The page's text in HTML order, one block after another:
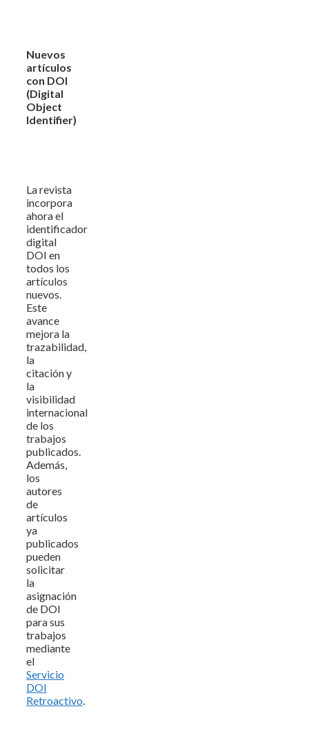
Nuevos
artículos
con DOI
(Digital
Object
Identifier)
La revista
incorpora
ahora el
identificador
digital
DOI en
todos los
artículos
nuevos.
Este
avance
mejora la
trazabilidad,
la
citación y
la
visibilidad
internacional
de los
trabajos
publicados.
Además,
los
autores
de
artículos
ya
publicados
pueden
solicitar
la
asignación
de DOI
para sus
trabajos
mediante
el
Servicio
DOI
Retroactivo.